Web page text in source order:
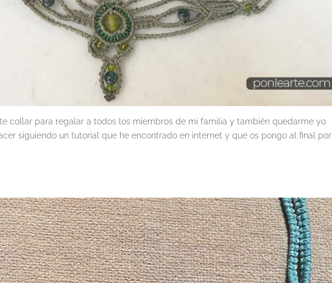
collar para regalar a todos los miembros de mi familia y también quedarme yo
siguiendo un tutorial que he encontrado en internet y que os pongo al final por